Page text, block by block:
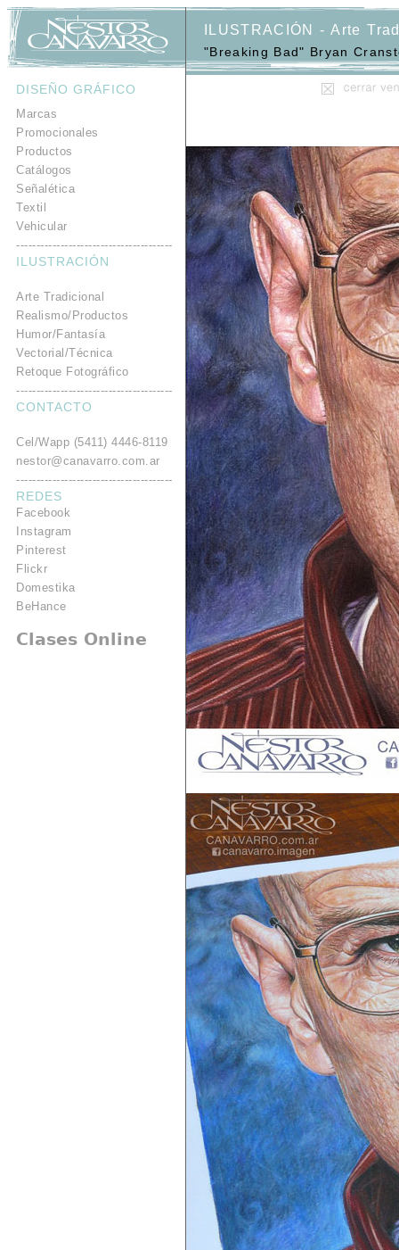
DISEÑO GRÁFICO
Marcas
Promocionales
Productos
Catálogos
Señalética
Textil
Vehicular
---------------------------------------
ILUSTRACIÓN
Arte Tradicional
Realismo/Productos
Humor/Fantasía
Vectorial/Técnica
Retoque Fotográfico
---------------------------------------
CONTACTO
Cel/Wapp (5411) 4446-8119
nestor@canavarro.com.ar
---------------------------------------
REDES
Facebook
Instagram
Pinterest
Flickr
Domestika
BeHance
Clases Online
ILUSTRACIÓN - Arte
"Breaking Bad" Bryan